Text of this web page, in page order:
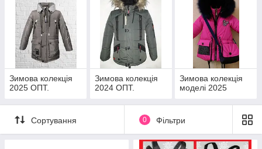
Зимова колекція
2025 ОПТ.
Зимова колекція
2024 ОПТ.
Зимова колекція
моделі 2025
Сортування 0 Фільтри